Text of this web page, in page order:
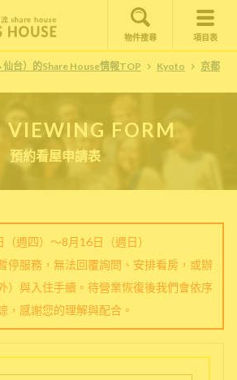
物件搜尋 項目表
仙台）的Share House情報TOP Kyoto
京都
VIEWING FORM
預約看屋申請表
（週四）～8月16日（週日）
停服務，無法回覆詢問、安排看房，或辦
）與入住手續。待營業恢復後我們會依序
，感謝您的理解與配合。